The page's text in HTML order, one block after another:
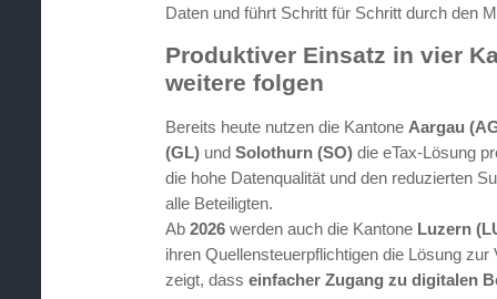
Daten und führt Schritt für Schritt durch den
Produktiver Einsatz in vier
weitere folgen
Bereits heute nutzen die Kantone Aargau
(GL) und Solothurn (SO) die eTax-Lösung
die hohe Datenqualität und den reduzierten
alle Beteiligten.
Ab 2026 werden auch die Kantone Luzern
ihren Quellensteuerpflichtigen die Lösung
zeigt, dass einfacher Zugang zu digitalen